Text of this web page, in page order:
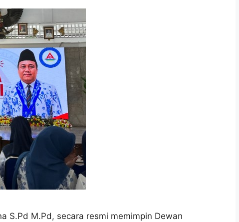
S.Pd M.Pd, secara resmi memimpin Dewan